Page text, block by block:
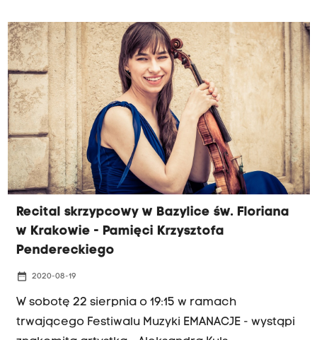
Recital skrzypcowy w Bazylice św. Floriana
w Krakowie - Pamięci Krzysztofa
Pendereckiego
date_range 2020-08-19
W sobotę 22 sierpnia o 19:15 w ramach
trwającego Festiwalu Muzyki EMANACJE - wystąpi